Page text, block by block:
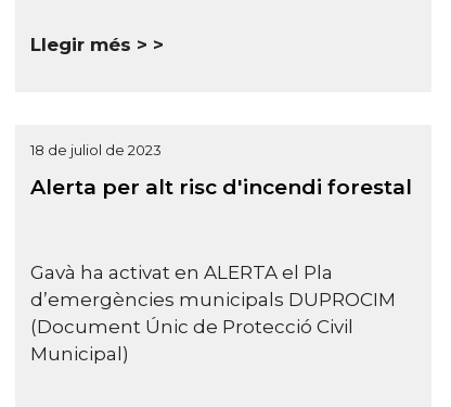
Llegir més >
18 de juliol de 2023
Alerta per alt risc d'incendi forestal
Gavà ha activat en ALERTA el Pla
d’emergències municipals DUPROCIM
(Document Únic de Protecció Civil
Municipal)